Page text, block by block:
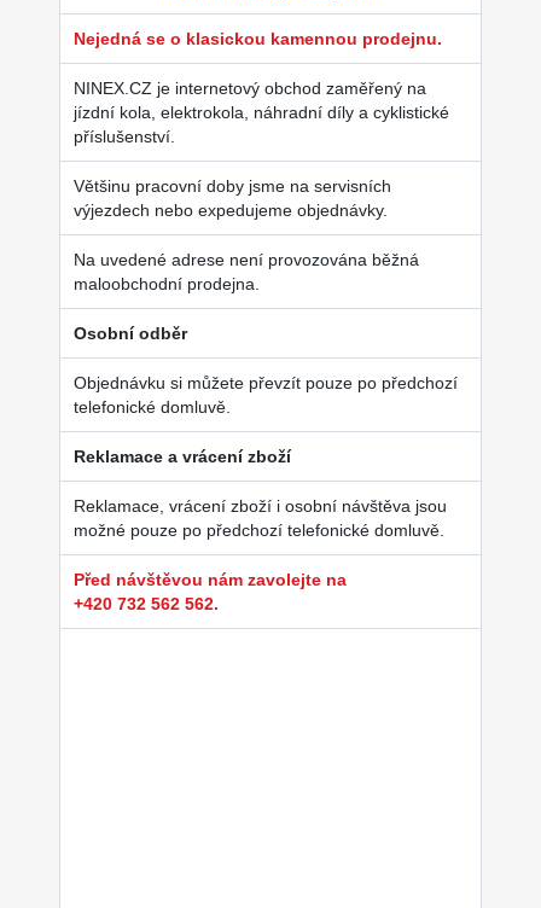
Nejedná se o klasickou kamennou prodejnu.
NINEX.CZ je internetový obchod zaměřený na
jízdní kola, elektrokola, náhradní díly a cyklistické
příslušenství.
Většinu pracovní doby jsme na servisních
výjezdech nebo expedujeme objednávky.
Na uvedené adrese není provozována běžná
maloobchodní prodejna.
Osobní odběr
Objednávku si můžete převzít pouze po předchozí
telefonické domluvě.
Reklamace a vrácení zboží
Reklamace, vrácení zboží i osobní návštěva jsou
možné pouze po předchozí telefonické domluvě.
Před návštěvou nám zavolejte na
+420 732 562 562.